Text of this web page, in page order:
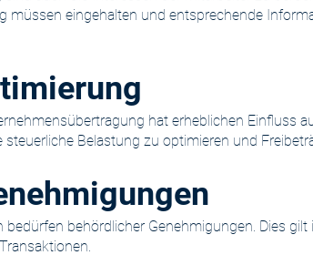
müssen eingehalten und entsprechende
hat erheblichen Einfluss
Belastung zu optimieren und
behördlicher Genehmigungen. Dies